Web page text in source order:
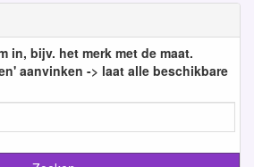
in, bijv. het merk met de maat.
aanvinken -> laat alle beschikbare